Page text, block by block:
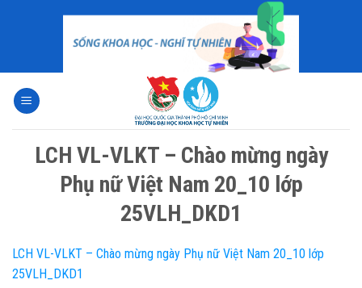
LCH VL-VLKT – Chào mừng ngày
Phụ nữ Việt Nam 20_10 lớp
25VLH_DKD1
LCH VL-VLKT – Chào mừng ngày Phụ nữ Việt Nam 20_10 lớp
25VLH_DKD1